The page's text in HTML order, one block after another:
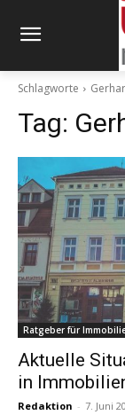
Schlagworte
Tag:
Ratgeber für
Aktuelle
in
Redaktion - 7. Juni